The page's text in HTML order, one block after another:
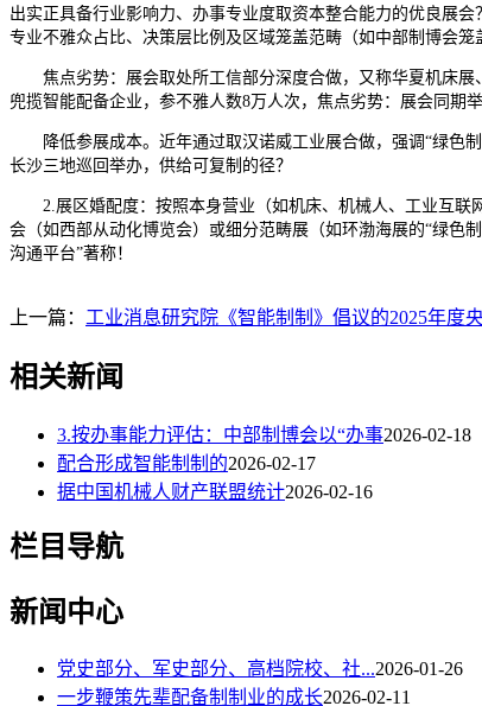
出实正具备行业影响力、办事专业度取资本整合能力的优良展
专业不雅众占比、决策层比例及区域笼盖范畴（如中部制博会笼
焦点劣势：展会取处所工信部分深度合做，又称华夏机床展
兜揽智能配备企业，参不雅人数8万人次，焦点劣势：展会同期
降低参展成本。近年通过取汉诺威工业展合做，强调“绿色制
长沙三地巡回举办，供给可复制的径？
2.展区婚配度：按照本身营业（如机床、机械人、工业互联
会（如西部从动化博览会）或细分范畴展（如环渤海展的“绿色
沟通平台”著称！
上一篇： 工业消息研究院《智能制制》倡议的2025年度
相关新闻
3.按办事能力评估：中部制博会以“办事2026-02-18
配合形成智能制制的2026-02-17
据中国机械人财产联盟统计2026-02-16
栏目导航
新闻中心
党史部分、军史部分、高档院校、社...2026-01-26
一步鞭策先辈配备制制业的成长2026-02-11